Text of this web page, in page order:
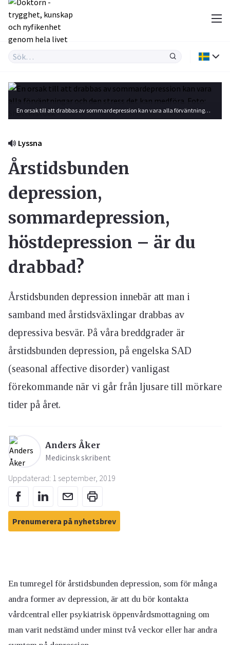
En orsak till att drabbas av sommardepression kan vara alla förväntningar och den stress det kan medföra. Foto: Shutterstock
Lyssna
Årstidsbunden
depression,
sommardepression,
höstdepression – är du
drabbad?
Årstidsbunden depression innebär att man i
samband med årstidsväxlingar drabbas av
depressiva besvär. På våra breddgrader är
årstidsbunden depression, på engelska SAD
(seasonal affective disorder) vanligast
förekommande när vi går från ljusare till mörkare
tider på året.
Anders Åker
Medicinsk skribent
Uppdaterad: 1 september, 2019
Prenumerera på nyhetsbrev
En tumregel för årstidsbunden depression, som för många
andra former av depression, är att du bör kontakta
vårdcentral eller psykiatrisk öppenvårdsmottagning om
man varit nedstämd under minst två veckor eller har andra